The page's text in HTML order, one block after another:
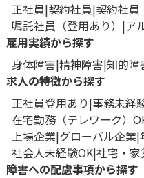
正社員 契約社員 契約社員
嘱託社員（登用あり）
ア
雇用実績から探す
身体障害 精神障害 知的障
求人の特徴から探す
正社員登用あり 事務未経
在宅勤務（テレワーク）
上場企業 グローバル企業
社会人未経験OK 社宅・家
障害への配慮事項から探す